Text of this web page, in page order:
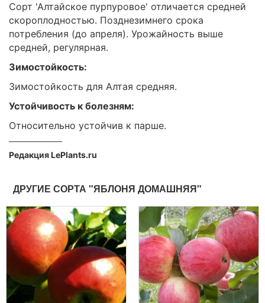
Сорт 'Алтайское пурпуровое' отличается средней
скороплодностью. Позднезимнего срока
потребления (до апреля). Урожайность выше
средней, регулярная.
Зимостойкость:
Зимостойкость для Алтая средняя.
Устойчивость к болезням:
Относительно устойчив к парше.
Редакция LePlants.ru
ДРУГИЕ СОРТА "ЯБЛОНЯ ДОМАШНЯЯ"